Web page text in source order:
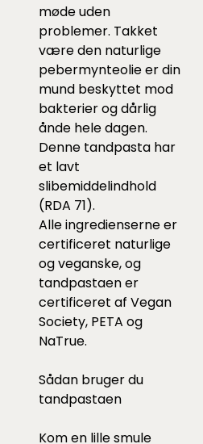
møde uden
problemer. Takket
være den naturlige
pebermynteolie er din
mund beskyttet mod
bakterier og dårlig
ånde hele dagen.
Denne tandpasta har
et lavt
slibemiddelindhold
(RDA 71).
Alle ingredienserne er
certificeret naturlige
og veganske, og
tandpastaen er
certificeret af Vegan
Society, PETA og
NaTrue.
Sådan bruger du
tandpastaen
Kom en lille smule